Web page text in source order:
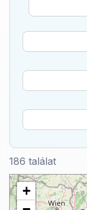
186 találat
+